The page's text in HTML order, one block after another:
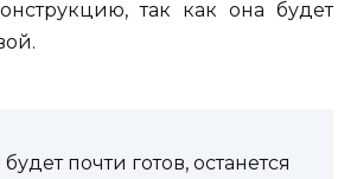
так как она будет
почти готов, останется